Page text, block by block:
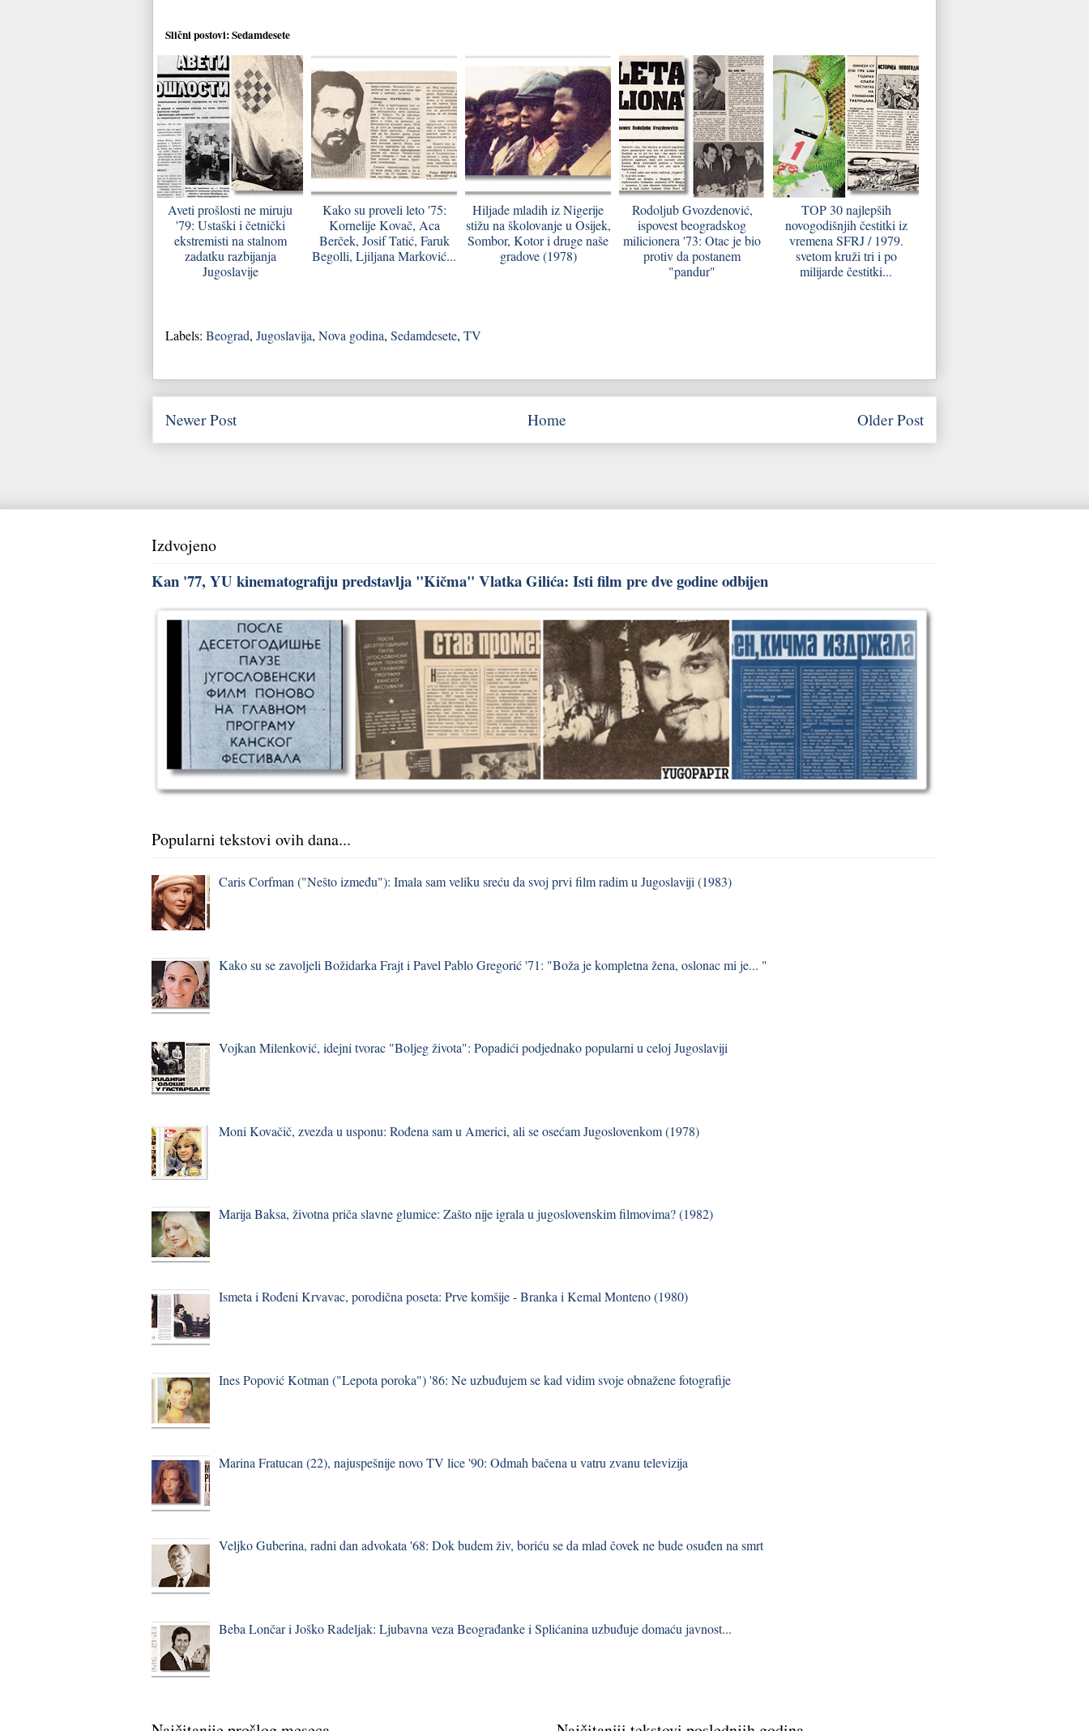
Slični postovi:Sedamdesete
Aveti prošlosti ne miruju
'79: Ustaški i četnički
ekstremisti na stalnom
zadatku razbijanja
Jugoslavije
Kako su proveli leto '75:
Kornelije Kovač, Aca
Berček, Josif Tatić, Faruk
Begolli, Ljiljana Marković...
Hiljade mladih iz Nigerije
stižu na školovanje u Osijek,
Sombor, Kotor i druge naše
gradove (1978)
Rodoljub Gvozdenović,
ispovest beogradskog
milicionera '73: Otac je bio
protiv da postanem
"pandur"
TOP 30 najlepših
novogodišnjih čestitki iz
vremena SFRJ / 1979.
svetom kruži tri i po
milijarde čestitki...
Labels: Beograd, Jugoslavija, Nova godina, Sedamdesete, TV
Newer Post Older Post
Home
Izdvojeno
Kan '77, YU kinematografiju predstavlja "Kičma" Vlatka Gilića: Isti film pre dve godine odbijen
Popularni tekstovi ovih dana...
Caris Corfman ("Nešto između"): Imala sam veliku sreću da svoj prvi film radim u Jugoslaviji (1983)
Kako su se zavoljeli Božidarka Frajt i Pavel Pablo Gregorić '71: "Boža je kompletna žena, oslonac mi je... "
Vojkan Milenković, idejni tvorac "Boljeg života": Popadići podjednako popularni u celoj Jugoslaviji
Moni Kovačič, zvezda u usponu: Rođena sam u Americi, ali se osećam Jugoslovenkom (1978)
Marija Baksa, životna priča slavne glumice: Zašto nije igrala u jugoslovenskim filmovima? (1982)
Ismeta i Rođeni Krvavac, porodična poseta: Prve komšije - Branka i Kemal Monteno (1980)
Ines Popović Kotman ("Lepota poroka") '86: Ne uzbuđujem se kad vidim svoje obnažene fotografije
Marina Fratucan (22), najuspešnije novo TV lice '90: Odmah bačena u vatru zvanu televizija
Veljko Guberina, radni dan advokata '68: Dok budem živ, boriću se dа mlаd čovek ne bude osuđen nа smrt
Beba Lončar i Joško Radeljak: Ljubavna veza Beograđanke i Splićanina uzbuđuje domaću javnost...